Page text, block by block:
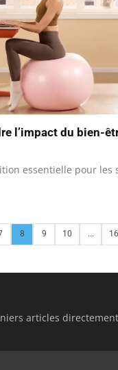
l’impact du bien-
essentielle pour les
8 9 10 ... 16
articles